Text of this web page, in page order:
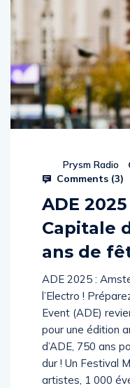
Prysm Radio
Comments (3)
ADE
Capitale
ans de
ADE 2025 :
l’Electro !
Event (ADE)
pour une édition
d’ADE, 750 ans
dur ! Un Festival
artistes, 1 000